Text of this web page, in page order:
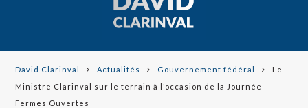
David Clarinval Actualités Gouvernement fédéral
Le
Ministre Clarinval sur le terrain à l'occasion de la Journée
Fermes Ouvertes